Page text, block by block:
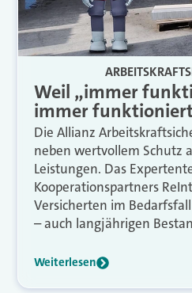
Weil „immer
immer
Die Allianz
neben wertvollem Schutz
Leistungen. Das
Kooperationspartners
Versicherten im
– auch langjährigen
Weiterlesen